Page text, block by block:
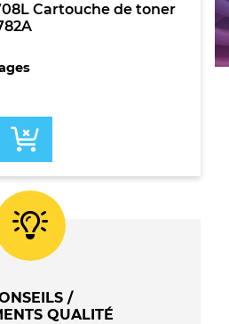
Cartouche de toner
/
QUALITÉ